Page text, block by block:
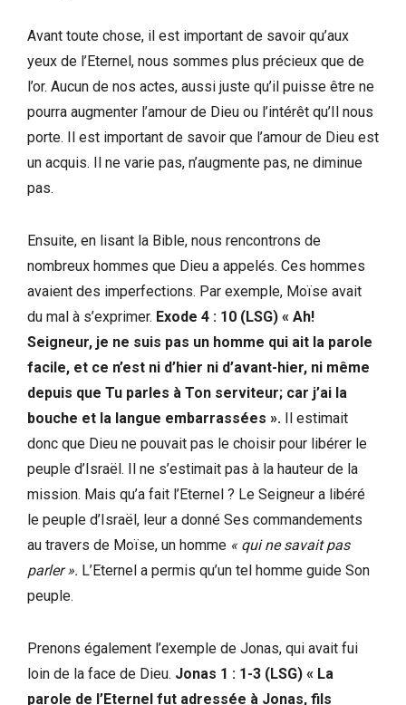
Avant toute chose, il est important de savoir qu’aux
yeux de l’Eternel, nous sommes plus précieux que de
l’or. Aucun de nos actes, aussi juste qu’il puisse être ne
pourra augmenter l’amour de Dieu ou l’intérêt qu’Il nous
porte. Il est important de savoir que l’amour de Dieu est
un acquis. Il ne varie pas, n’augmente pas, ne diminue
pas.
Ensuite, en lisant la Bible, nous rencontrons de
nombreux hommes que Dieu a appelés. Ces hommes
avaient des imperfections. Par exemple, Moïse avait
du mal à s’exprimer. Exode 4 : 10 (LSG) « Ah!
Seigneur, je ne suis pas un homme qui ait la parole
facile, et ce n’est ni d’hier ni d’avant-hier, ni même
depuis que Tu parles à Ton serviteur; car j’ai la
bouche et la langue embarrassées ». Il estimait
donc que Dieu ne pouvait pas le choisir pour libérer le
peuple d’Israël. Il ne s’estimait pas à la hauteur de la
mission. Mais qu’a fait l’Eternel ? Le Seigneur a libéré
le peuple d’Israël, leur a donné Ses commandements
au travers de Moïse, un homme « qui ne savait pas
parler ». L’Eternel a permis qu’un tel homme guide Son
peuple.
Prenons également l’exemple de Jonas, qui avait fui
loin de la face de Dieu. Jonas 1 : 1-3 (LSG) « La
parole de l’Eternel fut adressée à Jonas, fils